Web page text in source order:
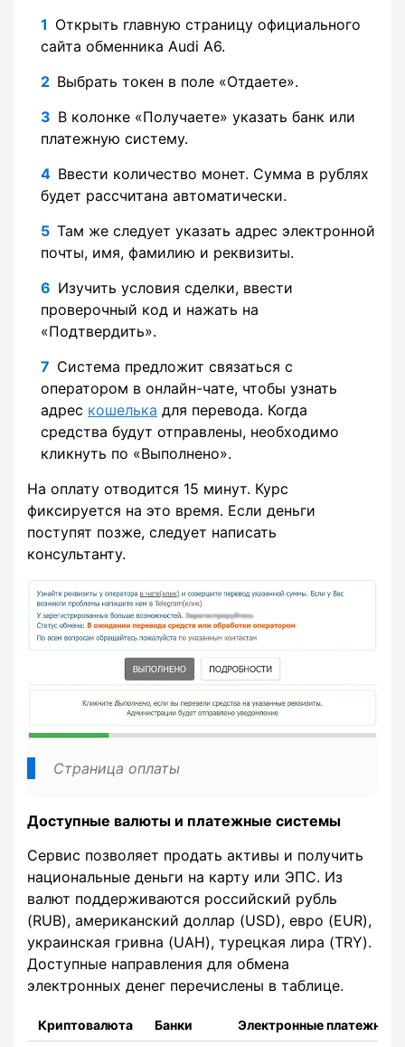
Открыть главную страницу официального
сайта обменника Audi A6.
Выбрать токен в поле «Отдаете».
В колонке «Получаете» указать банк или
платежную систему.
Ввести количество монет. Сумма в рублях
будет рассчитана автоматически.
Там же следует указать адрес электронной
почты, имя, фамилию и реквизиты.
Изучить условия сделки, ввести
проверочный код и нажать на
«Подтвердить».
Система предложит связаться с
оператором в онлайн-чате, чтобы узнать
адрес кошелька для перевода. Когда
средства будут отправлены, необходимо
кликнуть по «Выполнено».
На оплату отводится 15 минут. Курс
фиксируется на это время. Если деньги
поступят позже, следует написать
консультанту.
Страница оплаты
Доступные валюты и платежные системы
Сервис позволяет продать активы и получить
национальные деньги на карту или ЭПС. Из
валют поддерживаются российский рубль
(RUB), американский доллар (USD), евро (EUR),
украинская гривна (UAH), турецкая лира (TRY).
Доступные направления для обмена
электронных денег перечислены в таблице.
Криптовалюта Банки Электронные платежные